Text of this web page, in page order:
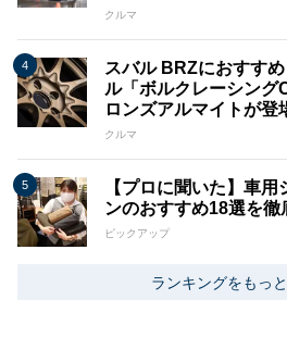
クルマ
スバル BRZにおすす
ル「ボルクレーシン
ロンズアルマイトが登
クルマ
【プロに聞いた】車
ンのおすすめ18選を
ピックアップ
ランキングをもっ